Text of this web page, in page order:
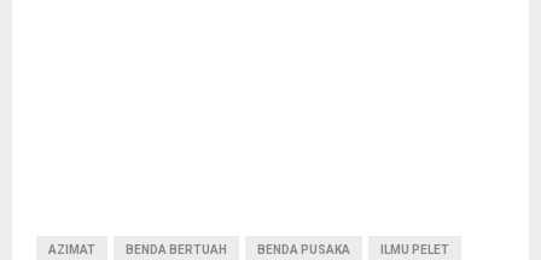
AZIMAT BENDA BERTUAH BENDA PUSAKA ILMU PELET